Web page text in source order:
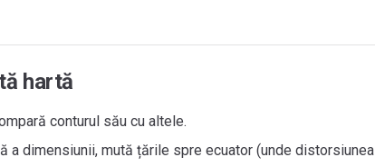
hartă
conturul său cu altele.
a dimensiunii, mută țările spre ecuator (unde distorsiunea